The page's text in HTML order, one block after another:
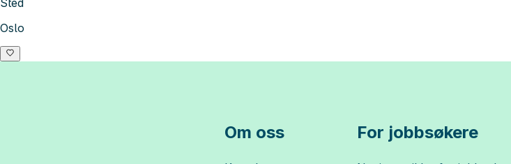
Oslo
Om oss For jobbsøkere